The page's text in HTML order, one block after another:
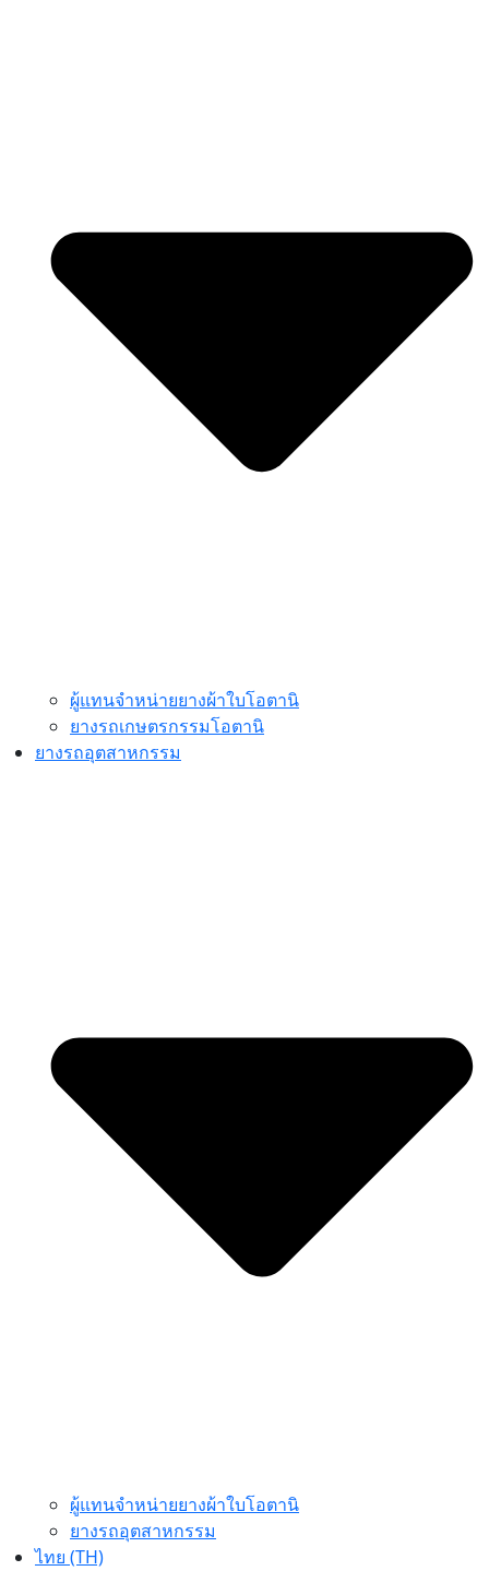
ผู้แทนจำหน่ายยางผ้าใบโอตานิ
ยางรถเกษตรกรรมโอตานิ
ยางรถอุตสาหกรรม
ผู้แทนจำหน่ายยางผ้าใบโอตานิ
ยางรถอุตสาหกรรม
ไทย (TH)